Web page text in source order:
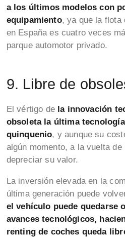
a los últimos modelos con
equipamiento, ya que la flota
en España es cuatro veces
parque automotor privado.
9. Libre de
El vértigo dela innovación
obsoleta la última
quinquenio, y aunque su
algún momento, a la vuelta
depreciar su valor.
La inversión elevada en la
última generación puede
el vehículo puede quedarse
avances tecnológicos,
renting de coches queda